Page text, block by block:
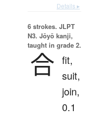
Details ▸
6 strokes. JLPT
N3. Jōyō kanji,
taught in grade 2.
合 fit,
suit,
join,
0.1